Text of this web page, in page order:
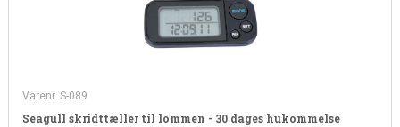
Varenr. S-089
Seagull skridttæller til lommen - 30 dages hukommelse